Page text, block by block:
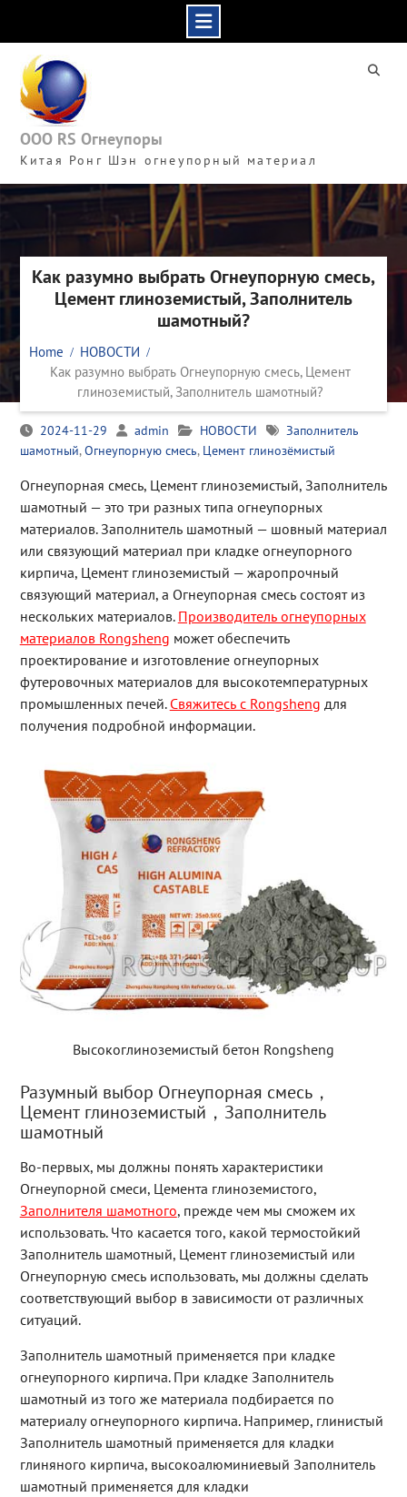
content
ООО RS Огнеупоры
Китая Ронг Шэн огнеупорный материал
Как разумно выбрать Огнеупорную смесь,
Цемент глиноземистый, Заполнитель
шамотный?
Home
НОВОСТИ
Как разумно выбрать Огнеупорную смесь, Цемент
глиноземистый, Заполнитель шамотный?
2024-11-29 admin НОВОСТИ
Заполнитель
шамотный,Огнеупорную смесь, Цемент глинозёмистый
Огнеупорная смесь, Цемент глиноземистый, Заполнитель
шамотный — это три разных типа огнеупорных
материалов. Заполнитель шамотный — шовный материал
или связующий материал при кладке огнеупорного
кирпича, Цемент глиноземистый — жаропрочный
связующий материал, а Огнеупорная смесь состоят из
нескольких материалов. Производитель огнеупорных
материалов Rongsheng может обеспечить
проектирование и изготовление огнеупорных
футеровочных материалов для высокотемпературных
промышленных печей. Свяжитесь с Rongsheng для
получения подробной информации.
Высокоглиноземистый бетон Rongsheng
Разумный выбор Огнеупорная смесь，
Цемент глиноземистый，Заполнитель
шамотный
Во-первых, мы должны понять характеристики
Огнеупорной смеси, Цемента глиноземистого,
Заполнителя шамотного, прежде чем мы сможем их
использовать. Что касается того, какой термостойкий
Заполнитель шамотный, Цемент глиноземистый или
Огнеупорную смесь использовать, мы должны сделать
соответствующий выбор в зависимости от различных
ситуаций.
Заполнитель шамотный применяется при кладке
огнеупорного кирпича. При кладке Заполнитель
шамотный из того же материала подбирается по
материалу огнеупорного кирпича. Например, глинистый
Заполнитель шамотный применяется для кладки
глиняного кирпича, высокоалюминиевый Заполнитель
шамотный применяется для кладки